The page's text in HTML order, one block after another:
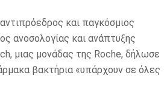
και παγκόσμιος
ανοσολογίας και ανάπτυξης
μιας μονάδας της Roche, δήλωσε
βακτήρια «υπάρχουν σε όλες